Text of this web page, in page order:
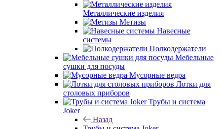
Металлические изделия
Метизы
Навесные
системы
Полкодержатели
Мебельные
сушки для посуды
Мусорные ведра
Лотки для
столовых приборов
Трубы и система
Joker
Назад